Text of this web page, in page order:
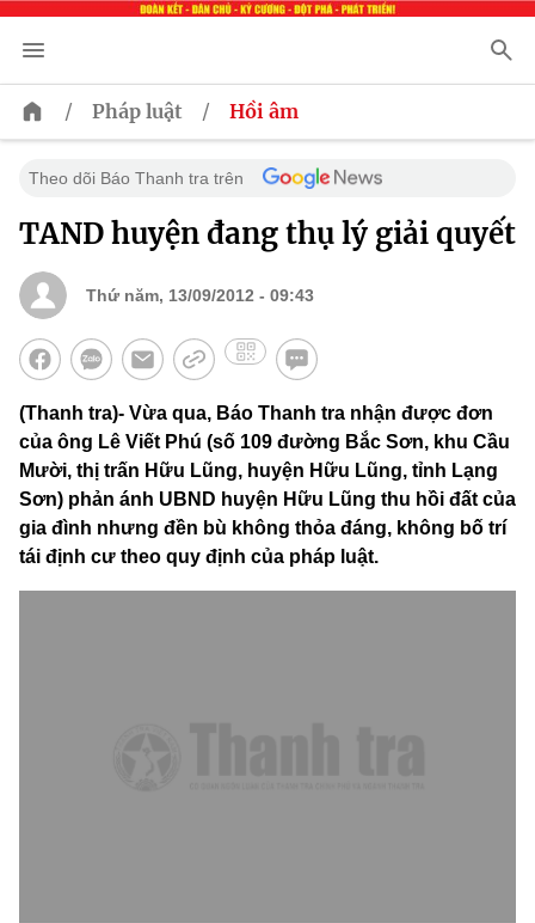
/ Pháp luật / Hồi âm
Theo dõi Báo Thanh tra trên
TAND huyện đang thụ lý giải quyết
Thứ năm, 13/09/2012 - 09:43
(Thanh tra)- Vừa qua, Báo Thanh tra nhận được đơn
của ông Lê Viết Phú (số 109 đường Bắc Sơn, khu Cầu
Mười, thị trấn Hữu Lũng, huyện Hữu Lũng, tỉnh Lạng
Sơn) phản ánh UBND huyện Hữu Lũng thu hồi đất của
gia đình nhưng đền bù không thỏa đáng, không bố trí
tái định cư theo quy định của pháp luật.